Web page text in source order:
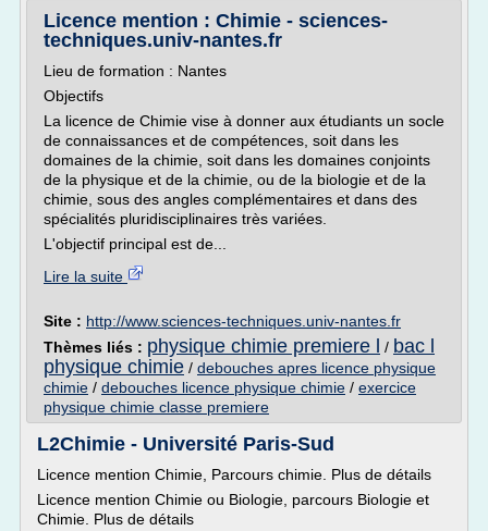
Licence mention : Chimie - sciences-
techniques.univ-nantes.fr
Lieu de formation : Nantes
Objectifs
La licence de Chimie vise à donner aux étudiants un socle
de connaissances et de compétences, soit dans les
domaines de la chimie, soit dans les domaines conjoints
de la physique et de la chimie, ou de la biologie et de la
chimie, sous des angles complémentaires et dans des
spécialités pluridisciplinaires très variées.
L'objectif principal est de...
Lire la suite
Site : http://www.sciences-techniques.univ-nantes.fr
Thèmes liés : physique chimie premiere l / bac l
physique chimie / debouches apres licence physique
chimie / debouches licence physique chimie / exercice
physique chimie classe premiere
L2Chimie - Université Paris-Sud
Licence mention Chimie, Parcours chimie. Plus de détails
Licence mention Chimie ou Biologie, parcours Biologie et
Chimie. Plus de détails